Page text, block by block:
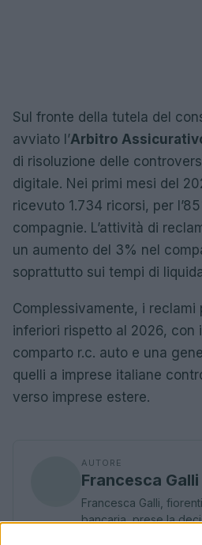
Sul fronte della tutela del
avviato l’Arbitro
di risoluzione delle
digitale. Nei primi mesi del
ricevuto 1.734 ricorsi, per
compagnie. L’attività di
un aumento del 3% nel
soprattutto sui tempi di
Complessivamente, i reclami
inferiori rispetto al 2026, con
comparto r.c. auto e una
quelli a imprese italiane
verso imprese estere.
AUTORE
Francesca Galli
Francesca Galli,
bancaria, prese la